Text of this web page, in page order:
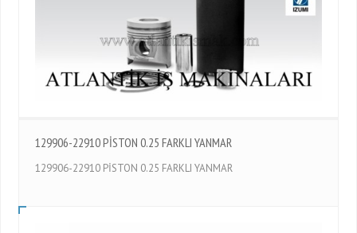
129906-22910 PİSTON 0.25 FARKLI YANMAR
129906-22910 PİSTON 0.25 FARKLI YANMAR